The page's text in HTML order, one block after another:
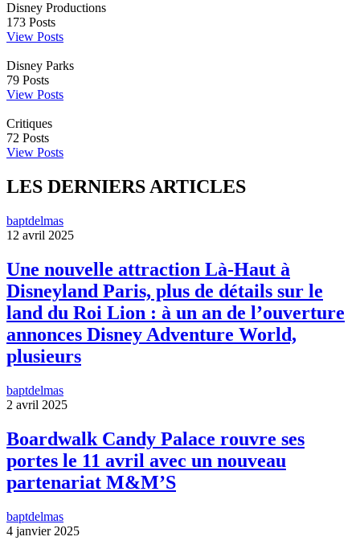
Disney Productions
173 Posts
View Posts
Disney Parks
79 Posts
View Posts
Critiques
72 Posts
View Posts
LES DERNIERS ARTICLES
baptdelmas
12 avril 2025
Une nouvelle attraction Là-Haut à
Disneyland Paris, plus de détails sur le
land du Roi Lion : à un an de l’ouverture
annonces Disney Adventure World,
plusieurs
baptdelmas
2 avril 2025
Boardwalk Candy Palace rouvre ses
portes le 11 avril avec un nouveau
partenariat M&M’S
baptdelmas
4 janvier 2025